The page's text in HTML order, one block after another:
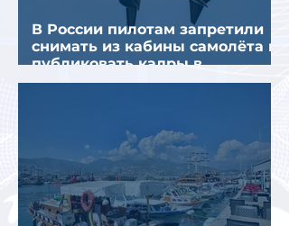
В России пилотам запретили
снимать из кабины самолёта и
публиковать кадры в
интернете